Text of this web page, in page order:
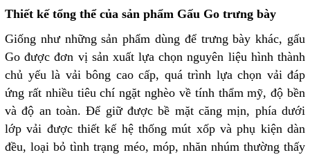
Thiết kế tổng thể của sản phẩm Gấu Go trưng bày
Giống như những sản phẩm dùng để trưng bày khác, gấu
Go được đơn vị sản xuất lựa chọn nguyên liệu hình thành
chủ yếu là vải bông cao cấp, quá trình lựa chọn vải đáp
ứng rất nhiều tiêu chí ngặt nghèo về tính thẩm mỹ, độ bền
và độ an toàn. Để giữ được bề mặt căng mịn, phía dưới
lớp vải được thiết kế hệ thống mút xốp và phụ kiện dàn
đều, loại bỏ tình trạng méo, móp, nhăn nhúm thường thấy